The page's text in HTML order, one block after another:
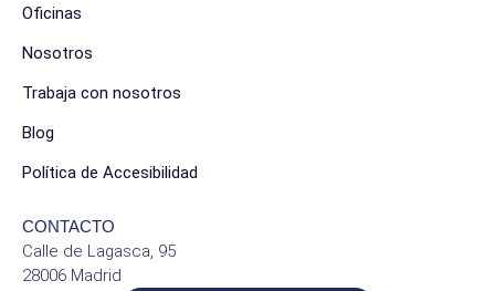
Oficinas
Nosotros
Trabaja con nosotros
Blog
Política de Accesibilidad
CONTACTO
Calle de Lagasca, 95
28006 Madrid